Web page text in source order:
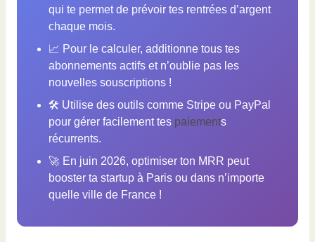
qui te permet de prévoir tes rentrées d’argent
chaque mois.
📈 Pour le calculer, additionne tous tes
abonnements actifs et n’oublie pas les
nouvelles souscriptions !
🛠️ Utilise des outils comme Stripe ou PayPal
pour gérer facilement tes paiements
récurrents.
🚀 En juin 2026, optimiser ton MRR peut
booster ta startup à Paris ou dans n’importe
quelle ville de France !